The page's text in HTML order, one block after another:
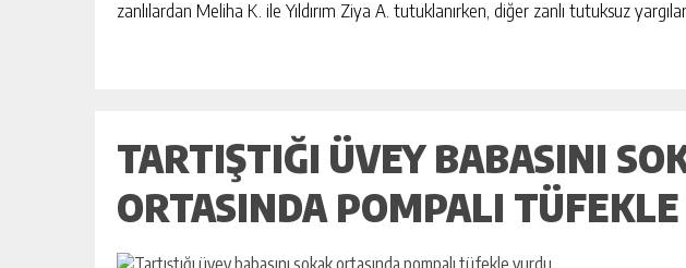
zanlılardan Meliha K. ile Yıldırım Ziya A. tutuklanırken, diğer zanlı tutuksuz
TARTIŞTIĞI ÜVEY BABASINI
ORTASINDA POMPALI